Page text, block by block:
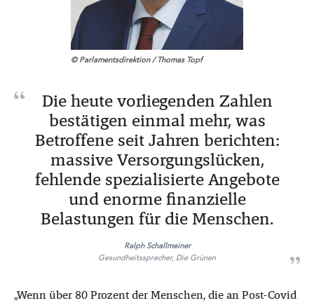
© Parlamentsdirektion / Thomas Topf
Die heute vorliegenden Zahlen
bestätigen einmal mehr, was
Betroffene seit Jahren berichten:
massive Versorgungslücken,
fehlende spezialisierte Angebote
und enorme finanzielle
Belastungen für die Menschen.
Ralph Schallmeiner
Gesundheitssprecher, Die Grünen
„Wenn über 80 Prozent der Menschen, die an Post-Covid